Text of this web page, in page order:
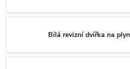
Bílá revizní dvířka na